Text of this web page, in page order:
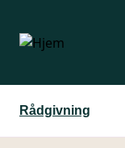
hovedindhold
Rådgivning